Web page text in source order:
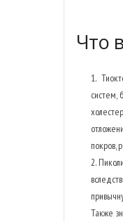
Что
систем,
покров,
Также